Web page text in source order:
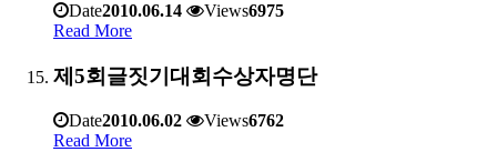
Date2010.06.14 Views6975
Read More
제5회글짓기대회수상자명단
Date2010.06.02 Views6762
Read More